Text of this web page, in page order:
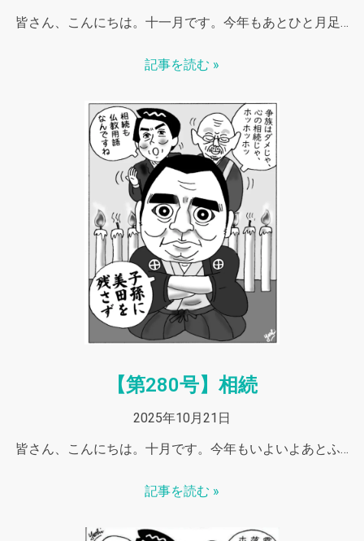
皆さん、こんにちは。十一月です。今年もあとひと月足…
記事を読む »
【第280号】相続
2025年10月21日
皆さん、こんにちは。十月です。今年もいよいよあとふ…
記事を読む »